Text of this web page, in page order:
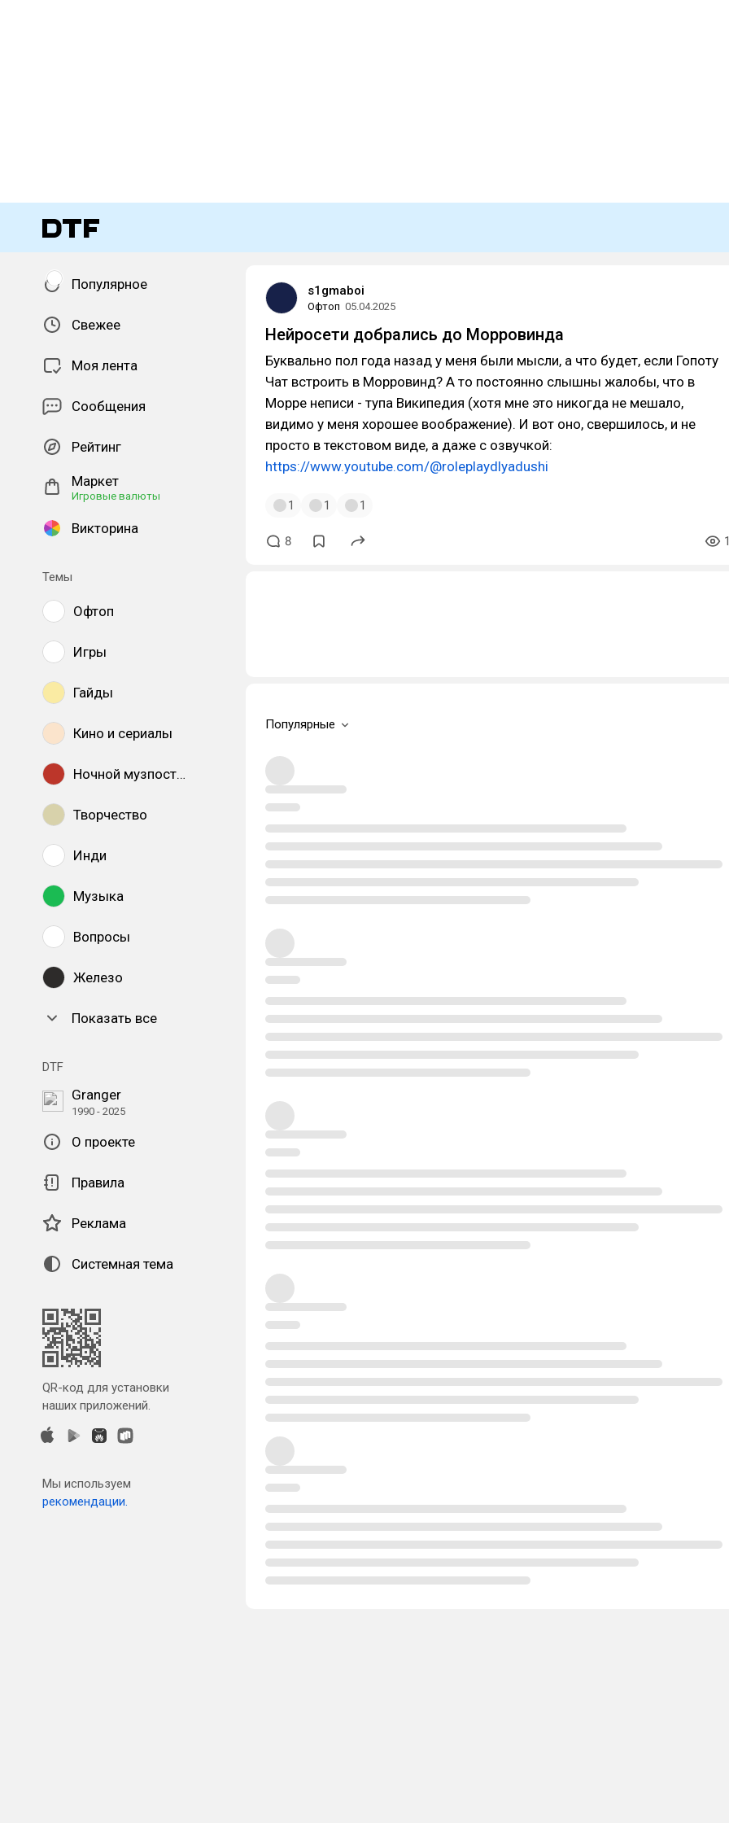
Популярное
Свежее
Моя лента
Сообщения
Рейтинг
Маркет
Игровые валюты
Викторина
Темы
Офтоп
Игры
Гайды
Кино и сериалы
Ночной музпостинг
Творчество
Инди
Музыка
Вопросы
Железо
Показать все
DTF
Granger
1990 - 2025
О проекте
Правила
Реклама
Системная тема
QR-код для установки
наших приложений.
Мы используем
рекомендации.
s1gmaboi
Офтоп 05.04.2025
Нейросети добрались до Морровинда
Буквально пол года назад у меня были мысли, а что будет, если Гопоту
Чат встроить в Морровинд? А то постоянно слышны жалобы, что в
Морре неписи - тупа Википедия (хотя мне это никогда не мешало,
видимо у меня хорошее воображение). И вот оно, свершилось, и не
просто в текстовом виде, а даже с озвучкой:
https://www.youtube.com/@roleplaydlyadushi
1 1 1
8
Популярные